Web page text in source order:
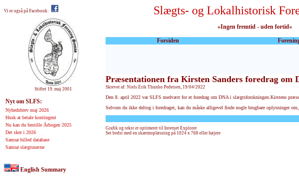
Vi er også på Facebook:
Stiftet 19. maj 2001
Nyt om SLFS:
Nyhedsbrev maj 2026
Husk at betale kontingent
Nu kan du bestille Årbogen 2025
Det sker i 2026
Samsø billed database
Samsø slægtsnavne
English Summary
Slægts- og Lokalhistorisk
»Ingen fremtid - uden fortid«
Forsiden
Præsentationen fra Kirsten Sanders foredrag om
Skrevet af: Niels Erik Thunbo Pedersen, 19/04/2022
Den 8. april 2022 var SLFS medvært for et foredrag om DNA i slægtsforskningen.Kirstens
Selvom du ikke deltog i foredraget, kan du måske alligevel finde nogle brugbare oplysninger
Grafik og tekst er optimeret til Internet Explorer
Set bedst med en skærmopløsning på 1024 x 768 eller højere